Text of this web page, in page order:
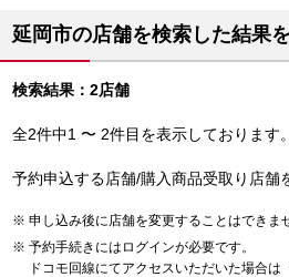
延岡市の店舗を検索した結果
検索結果：2店舗
全2件中1 〜 2件目を表示しております
予約申込する店舗/購入商品受取り店舗
申し込み後に店舗を変更することはできま
予約手続きにはログインが必要です。
ドコモ回線にてアクセスいただいた場合